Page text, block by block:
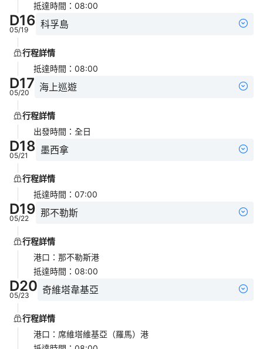
抵達時間 ： 08:00
D16
05/19 科孚島
行程詳情
抵達時間 ： 08:00
D17
05/20 海上巡遊
行程詳情
出發時間 ： 全日
D18
05/21 墨西拿
行程詳情
抵達時間 ： 07:00
D19
05/22 那不勒斯
行程詳情
港口 ： 那不勒斯港
抵達時間 ： 08:00
D20
05/23 奇維塔韋基亞
行程詳情
港口 ： 席維塔維基亞（羅馬）港